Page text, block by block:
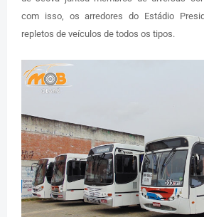
com isso, os arredores do Estádio
repletos de veículos de todos os tipos.